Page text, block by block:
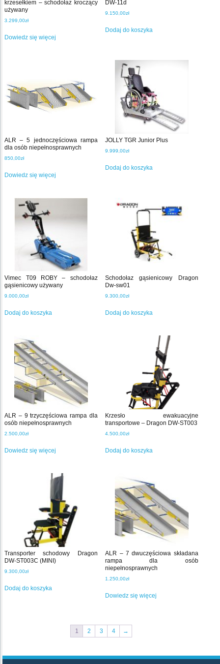
krzesełkiem – schodołaz kroczący
używany
3.299,00zł
Dowiedz się więcej
DW-11d
9.150,00zł
Dodaj do koszyka
ALR – 5 jednoczęściowa rampa
dla osób niepełnosprawnych
850,00zł
Dowiedz się więcej
JOLLY TGR Junior Plus
9.999,00zł
Dodaj do koszyka
Vimec T09 ROBY – schodołaz
gąsienicowy używany
9.000,00zł
Dodaj do koszyka
Schodołaz gąsienicowy Dragon
Dw-sw01
9.300,00zł
Dodaj do koszyka
ALR – 9 trzyczęściowa rampa dla
osób niepełnosprawnych
2.500,00zł
Dowiedz się więcej
Krzesło ewakuacyjne
transportowe – Dragon DW-ST003
4.500,00zł
Dodaj do koszyka
Transporter schodowy Dragon
DW-ST003C (MINI)
9.300,00zł
Dodaj do koszyka
ALR – 7 dwuczęściowa składana
rampa dla osób
niepełnosprawnych
1.250,00zł
Dowiedz się więcej
1 2 3 4 →